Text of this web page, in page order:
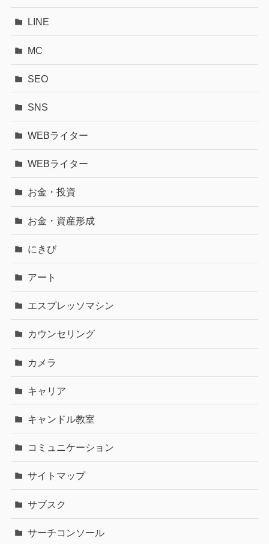
LINE
MC
SEO
SNS
WEBライター
WEBライター
お金・投資
お金・資産形成
にきび
アート
エスプレッソマシン
カウンセリング
カメラ
キャリア
キャンドル教室
コミュニケーション
サイトマップ
サブスク
サーチコンソール